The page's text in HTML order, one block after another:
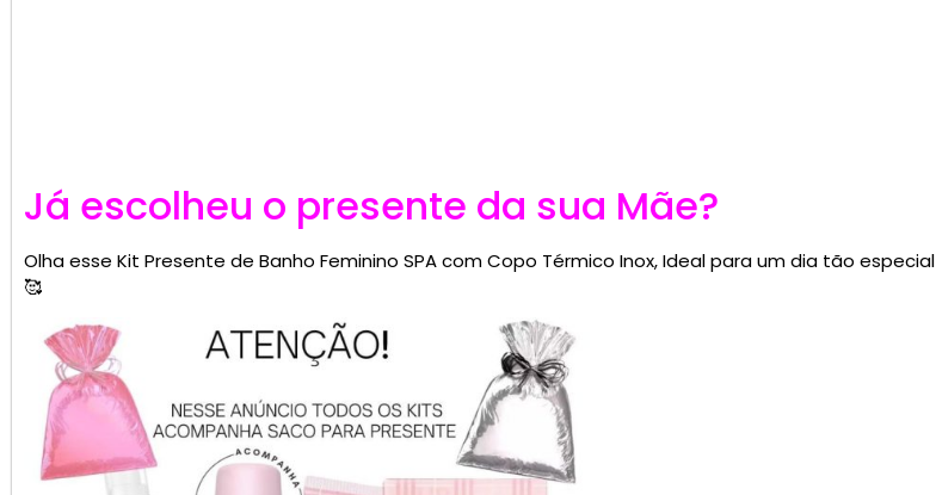
Já escolheu o presente da sua Mãe?
Olha esse Kit Presente de Banho Feminino SPA com Copo Térmico Inox, Ideal para um dia tão especial
🥰